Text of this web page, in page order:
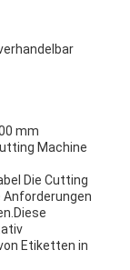
mm
Machine
Die Cutting
Anforderungen
Etiketten in